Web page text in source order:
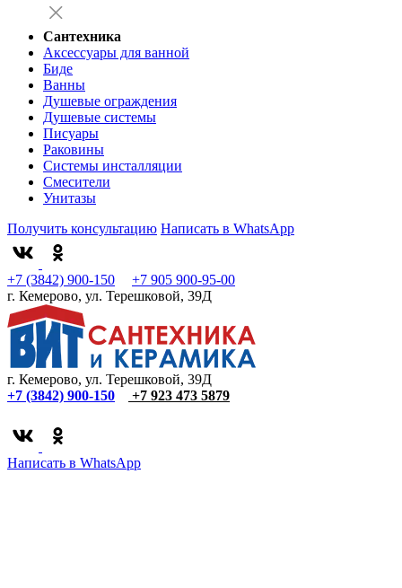
Сантехника
Аксессуары для ванной
Биде
Ванны
Душевые ограждения
Душевые системы
Писуары
Раковины
Системы инсталляции
Смесители
Унитазы
Получить консультацию Написать в WhatsApp
+7 (3842) 900-150
+7 905 900-95-00
г. Кемерово, ул. Терешковой, 39Д
г. Кемерово, ул. Терешковой, 39Д
+7 (3842) 900-150
+7 923 473 5879
Написать в WhatsApp